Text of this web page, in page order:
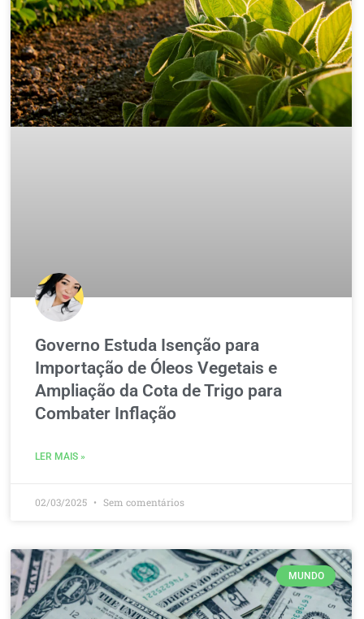
Governo Estuda Isenção para
Importação de Óleos Vegetais e
Ampliação da Cota de Trigo para
Combater Inflação
LER MAIS »
02/03/2025 Sem comentários
MUNDO